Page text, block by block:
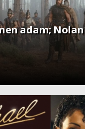
adam;